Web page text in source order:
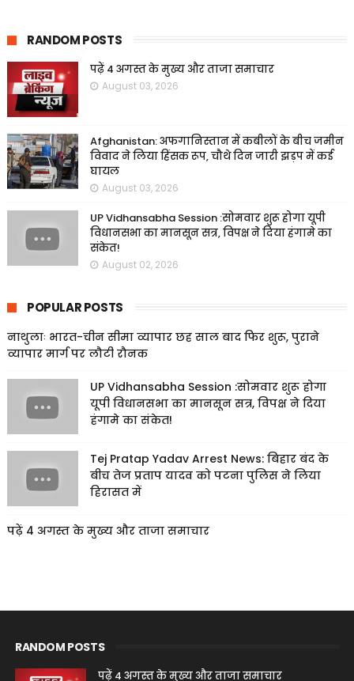
RANDOM POSTS
पढ़ें 4 अगस्त के मुख्य और ताजा समाचार
August 03, 2026
Afghanistan: अफगानिस्तान में कबीलों के बीच जमीन
विवाद ने लिया हिंसक रूप, चौथे दिन जारी झड़प में कई
घायल
August 03, 2026
UP Vidhansabha Session :सोमवार शुरू होगा यूपी
विधानसभा का मानसून सत्र, विपक्ष ने दिया हंगामे का
संकेत!
August 02, 2026
POPULAR POSTS
नाथुलाः भारत-चीन सीमा व्यापार छह साल बाद फिर शुरू, पुराने
व्यापार मार्ग पर लौटी रौनक
UP Vidhansabha Session :सोमवार शुरू होगा
यूपी विधानसभा का मानसून सत्र, विपक्ष ने दिया
हंगामे का संकेत!
Tej Pratap Yadav Arrest News: बिहार बंद के
बीच तेज प्रताप यादव को पटना पुलिस ने लिया
हिरासत में
पढ़ें 4 अगस्त के मुख्य और ताजा समाचार
RANDOM POSTS
पढ़ें 4 अगस्त के मुख्य और ताजा समाचार